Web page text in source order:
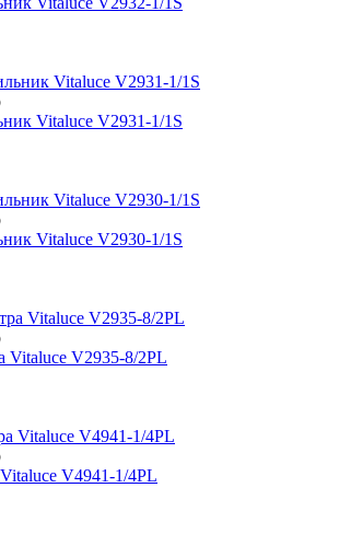
Vitaluce V2931-1/1S
Vitaluce V2930-1/1S
Vitaluce V2935-8/2PL
V4941-1/4PL